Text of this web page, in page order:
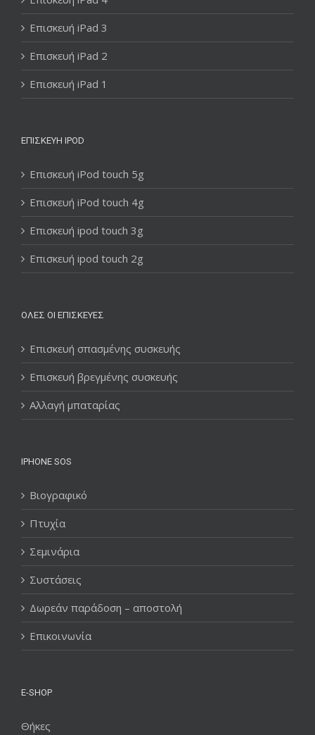
Επισκευή iPad 3
Επισκευή iPad 2
Επισκευή iPad 1
ΕΠΙΣΚΕΥΉ IPOD
Επισκευή iPod touch 5g
Επισκευή iPod touch 4g
Επισκευή ipod touch 3g
Επισκευή ipod touch 2g
ΌΛΕΣ ΟΙ ΕΠΙΣΚΕΥΈΣ
Επισκευή σπασμένης συσκευής
Επισκευή βρεγμένης συσκευής
Αλλαγή μπαταρίας
IPHONE SOS
Βιογραφικό
Πτυχία
Σεμινάρια
Συστάσεις
Δωρεάν παράδοση – αποστολή
Επικοινωνία
E-SHOP
Θήκες